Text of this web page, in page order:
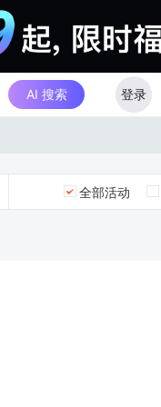
AI 搜索 登录
全部活动